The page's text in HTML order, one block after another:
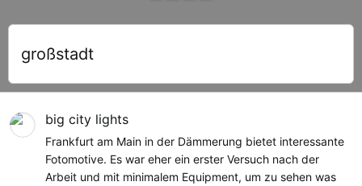
großstadt
big city lights
Frankfurt am Main in der Dämmerung bietet interessante
Fotomotive. Es war eher ein erster Versuch nach der
Arbeit und mit minimalem Equipment, um zu sehen was